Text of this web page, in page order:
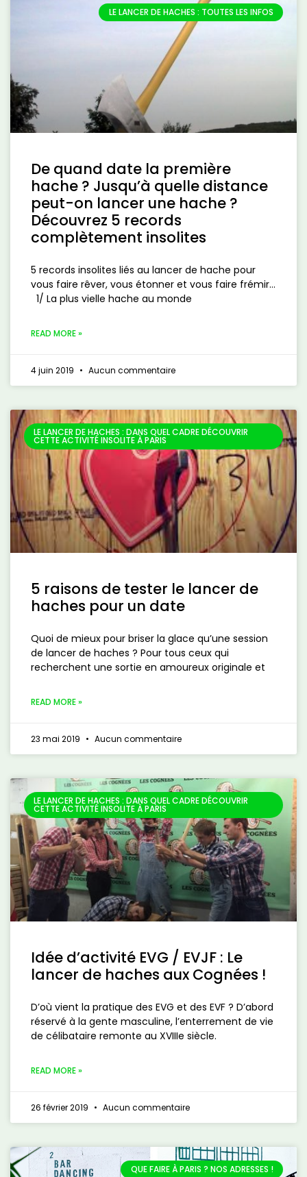
LE LANCER DE HACHES : TOUTES LES INFOS
De quand date la première
hache ? Jusqu’à quelle distance
peut-on lancer une hache ?
Découvrez 5 records
complètement insolites
5 records insolites liés au lancer de hache pour
vous faire rêver, vous étonner et vous faire frémir…
1/ La plus vielle hache au monde
READ MORE »
4 juin 2019 Aucun commentaire
LE LANCER DE HACHES : DANS QUEL CADRE DÉCOUVRIR
CETTE ACTIVITÉ INSOLITE À PARIS
5 raisons de tester le lancer de
haches pour un date
Quoi de mieux pour briser la glace qu’une session
de lancer de haches ? Pour tous ceux qui
recherchent une sortie en amoureux originale et
READ MORE »
23 mai 2019 Aucun commentaire
LE LANCER DE HACHES : DANS QUEL CADRE DÉCOUVRIR
CETTE ACTIVITÉ INSOLITE À PARIS
Idée d’activité EVG / EVJF : Le
lancer de haches aux Cognées !
D’où vient la pratique des EVG et des EVF ? D’abord
réservé à la gente masculine, l’enterrement de vie
de célibataire remonte au XVIIIe siècle.
READ MORE »
26 février 2019 Aucun commentaire
QUE FAIRE À PARIS ? NOS ADRESSES !